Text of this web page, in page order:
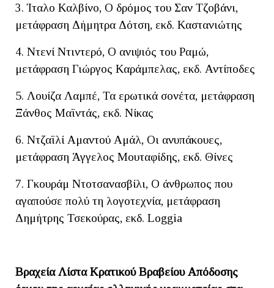
3. Ίταλο Καλβίνο, Ο δρόμος του Σαν Τζοβάνι,
μετάφραση Δήμητρα Δότση, εκδ. Καστανιώτης
4. Ντενί Ντιντερό, Ο ανιψιός του Ραμώ,
μετάφραση Γιώργος Καράμπελας, εκδ. Αντίποδες
5. Λουίζα Λαμπέ, Τα ερωτικά σονέτα, μετάφραση
Ξάνθος Μαϊντάς, εκδ. Νίκας
6. Ντζαϊλί Αμαντού Αμάλ, Οι ανυπάκουες,
μετάφραση Άγγελος Μουταφίδης, εκδ. Θίνες
7. Γκουράμ Ντοτσανασβίλι, Ο άνθρωπος που
αγαπούσε πολύ τη λογοτεχνία, μετάφραση
Δημήτρης Τσεκούρας, εκδ. Loggia
Βραχεία Λίστα Κρατικού Βραβείου Απόδοσης